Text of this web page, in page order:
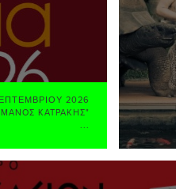
2026
ΚΑΤΡΆΚΗΣ"